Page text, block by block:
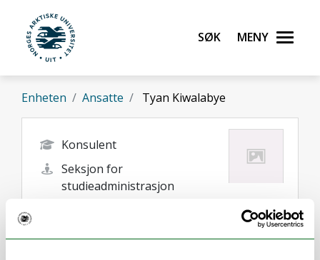
Gå til hovedinnhold
UiT Norges arktiske universitet
Søk Meny
Enheten Ansatte Tyan Kiwalabye
Konsulent
Seksjon for
studieadministrasjon